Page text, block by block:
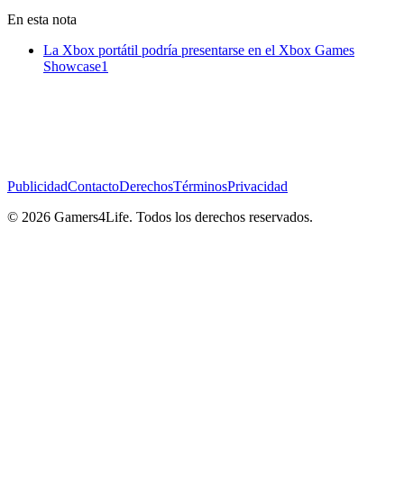
En esta nota
La Xbox portátil podría presentarse en el Xbox Games
Showcase1
PublicidadContactoDerechosTérminosPrivacidad
© 2026 Gamers4Life. Todos los derechos reservados.